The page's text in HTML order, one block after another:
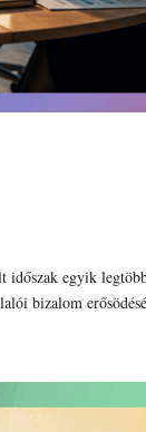
időszak egyik
bizalom